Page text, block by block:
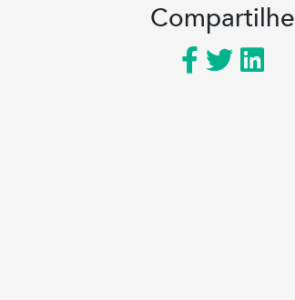
Compartilhe